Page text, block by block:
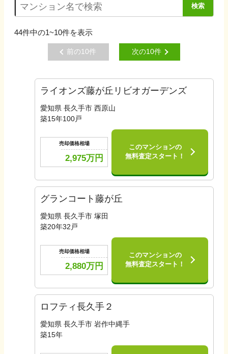
検索
44件中の1~10件を表示
前の10件 次の10件
ライオンズ藤が丘リビオガーデンズ
愛知県 長久手市 西原山
築15年100戸
売却価格相場
2,975万円
このマンションの
無料査定スタート！
グランコート藤が丘
愛知県 長久手市 塚田
築20年32 戸
売却価格相場
2,880万円
このマンションの
無料査定スタート！
ロフティ長久手２
愛知県 長久手市 岩作中縄手
築15年